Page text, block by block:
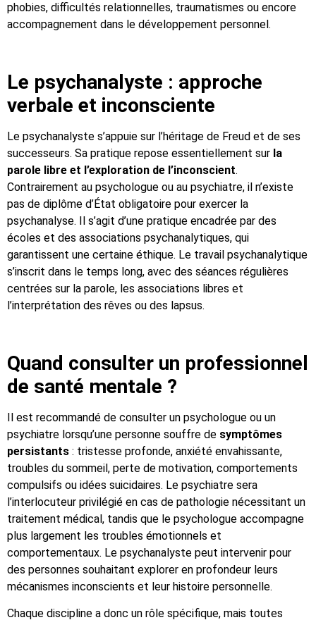
phobies, difficultés relationnelles, traumatismes ou encore
accompagnement dans le développement personnel.
Le psychanalyste : approche
verbale et inconsciente
Le psychanalyste s’appuie sur l’héritage de Freud et de ses
successeurs. Sa pratique repose essentiellement sur la
parole libre et l’exploration de l’inconscient.
Contrairement au psychologue ou au psychiatre, il n’existe
pas de diplôme d’État obligatoire pour exercer la
psychanalyse. Il s’agit d’une pratique encadrée par des
écoles et des associations psychanalytiques, qui
garantissent une certaine éthique. Le travail psychanalytique
s’inscrit dans le temps long, avec des séances régulières
centrées sur la parole, les associations libres et
l’interprétation des rêves ou des lapsus.
Quand consulter un professionnel
de santé mentale ?
Il est recommandé de consulter un psychologue ou un
psychiatre lorsqu’une personne souffre de symptômes
persistants : tristesse profonde, anxiété envahissante,
troubles du sommeil, perte de motivation, comportements
compulsifs ou idées suicidaires. Le psychiatre sera
l’interlocuteur privilégié en cas de pathologie nécessitant un
traitement médical, tandis que le psychologue accompagne
plus largement les troubles émotionnels et
comportementaux. Le psychanalyste peut intervenir pour
des personnes souhaitant explorer en profondeur leurs
mécanismes inconscients et leur histoire personnelle.
Chaque discipline a donc un rôle spécifique, mais toutes